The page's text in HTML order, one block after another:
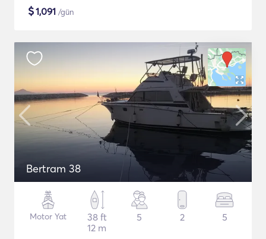
$1,091 /gün
Bertram 38
Motor Yat
38 ft
12 m
5 2 5